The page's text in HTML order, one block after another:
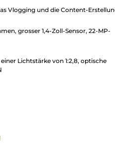
Vlogging und die Content-
grosser 1,4-Zoll-Sensor, 22-MP-
Lichtstärke von 1:2,8, optische